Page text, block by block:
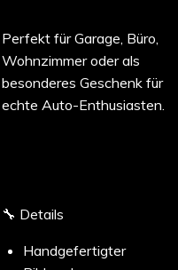
Perfekt für Garage, Büro,
Wohnzimmer oder als
besonderes Geschenk für
echte Auto-Enthusiasten.
🔧 Details
Handgefertigter